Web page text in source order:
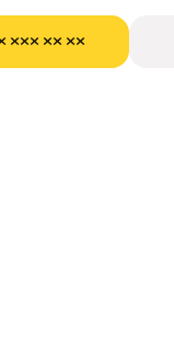
××× ×× ××